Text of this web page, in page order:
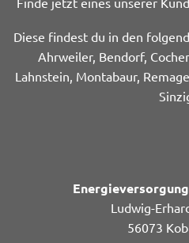
Diese findest du in den
Ahrweiler, Bendorf,
Lahnstein, Montabaur,
Ludwig-
56073